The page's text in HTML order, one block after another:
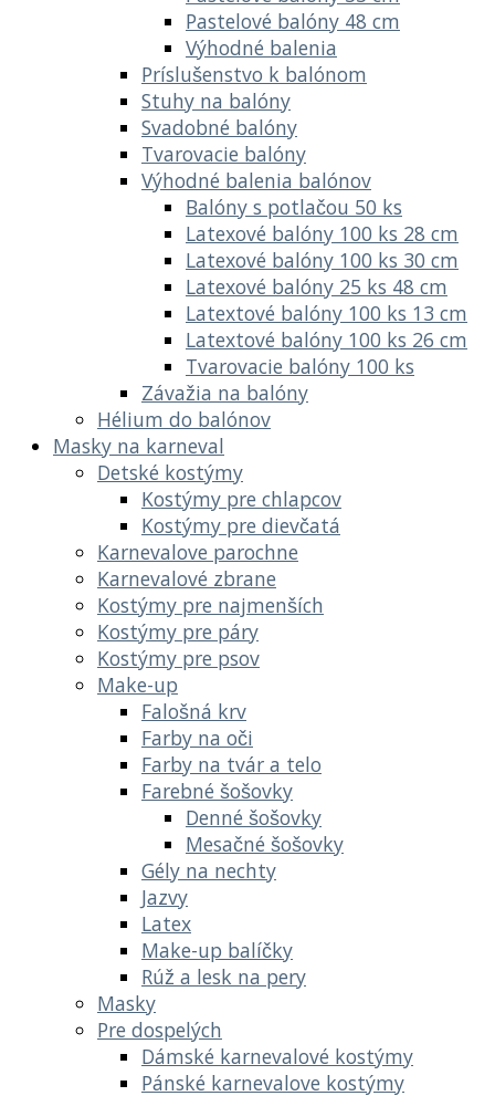
Pastelové balóny 48 cm
Výhodné balenia
Príslušenstvo k balónom
Stuhy na balóny
Svadobné balóny
Tvarovacie balóny
Výhodné balenia balónov
Balóny s potlačou 50 ks
Latexové balóny 100 ks 28 cm
Latexové balóny 100 ks 30 cm
Latexové balóny 25 ks 48 cm
Latextové balóny 100 ks 13 cm
Latextové balóny 100 ks 26 cm
Tvarovacie balóny 100 ks
Závažia na balóny
Hélium do balónov
Masky na karneval
Detské kostýmy
Kostýmy pre chlapcov
Kostýmy pre dievčatá
Karnevalove parochne
Karnevalové zbrane
Kostýmy pre najmenších
Kostýmy pre páry
Kostýmy pre psov
Make-up
Falošná krv
Farby na oči
Farby na tvár a telo
Farebné šošovky
Denné šošovky
Mesačné šošovky
Gély na nechty
Jazvy
Latex
Make-up balíčky
Rúž a lesk na pery
Masky
Pre dospelých
Dámské karnevalové kostýmy
Pánské karnevalove kostýmy